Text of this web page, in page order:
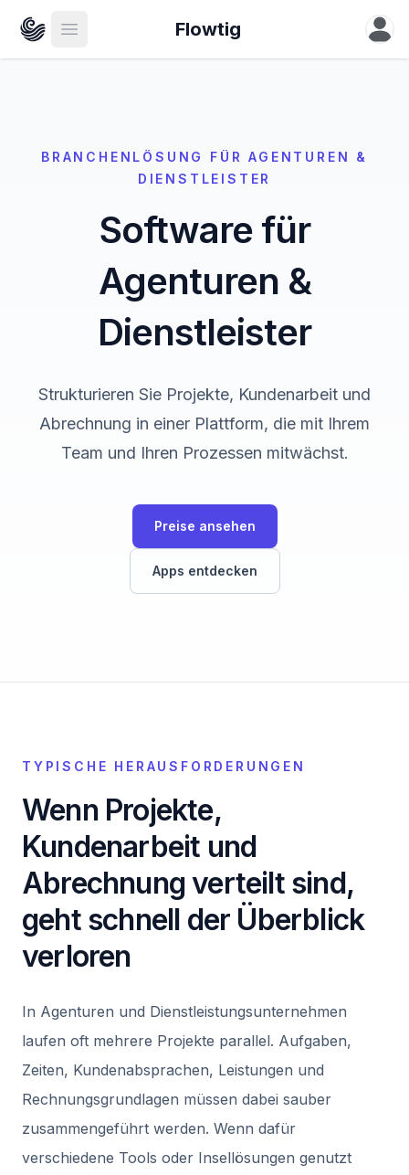
Open main menuFlowtig Open
BRANCHENLÖSUNG FÜR AGENTUREN &
DIENSTLEISTER
Software für
Agenturen &
Dienstleister
Strukturieren Sie Projekte, Kundenarbeit und
Abrechnung in einer Plattform, die mit Ihrem
Team und Ihren Prozessen mitwächst.
Preise ansehen
Apps entdecken
TYPISCHE HERAUSFORDERUNGEN
Wenn Projekte,
Kundenarbeit und
Abrechnung verteilt sind,
geht schnell der Überblick
verloren
In Agenturen und Dienstleistungsunternehmen
laufen oft mehrere Projekte parallel. Aufgaben,
Zeiten, Kundenabsprachen, Leistungen und
Rechnungsgrundlagen müssen dabei sauber
zusammengeführt werden. Wenn dafür
verschiedene Tools oder Insellösungen genutzt